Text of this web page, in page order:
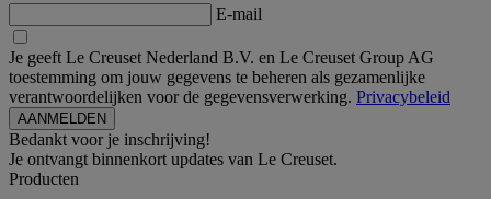
E-mail
Je geeft Le Creuset Nederland B.V. en Le Creuset Group AG
toestemming om jouw gegevens te beheren als gezamenlijke
verantwoordelijken voor de gegevensverwerking. Privacybeleid
Bedankt voor je inschrijving!
Je ontvangt binnenkort updates van Le Creuset.
Producten